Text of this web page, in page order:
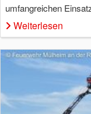
umfangreichen
Weiterlesen